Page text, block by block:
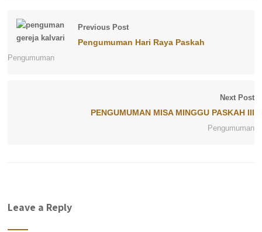
Previous Post
Pengumuman Hari Raya Paskah
Pengumuman
Next Post
PENGUMUMAN MISA MINGGU PASKAH III
Pengumuman
Leave a Reply